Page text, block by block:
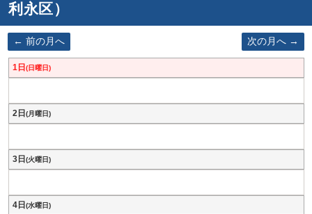
利永区）
前の月へ 次の月へ
1日 (日曜日)
2日 (月曜日)
3日 (火曜日)
4日 (水曜日)